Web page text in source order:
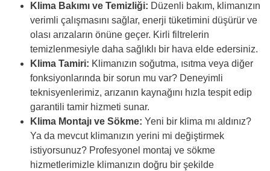
Klima Bakımı ve Temizliği: Düzenli bakım, klimanızın
verimli çalışmasını sağlar, enerji tüketimini düşürür ve
olası arızaların önüne geçer. Kirli filtrelerin
temizlenmesiyle daha sağlıklı bir hava elde edersiniz.
Klima Tamiri: Klimanızın soğutma, ısıtma veya diğer
fonksiyonlarında bir sorun mu var? Deneyimli
teknisyenlerimiz, arızanın kaynağını hızla tespit edip
garantili tamir hizmeti sunar.
Klima Montajı ve Sökme: Yeni bir klima mı aldınız?
Ya da mevcut klimanızın yerini mi değiştirmek
istiyorsunuz? Profesyonel montaj ve sökme
hizmetlerimizle klimanızın doğru bir şekilde